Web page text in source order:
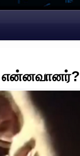
என்னவானர்?